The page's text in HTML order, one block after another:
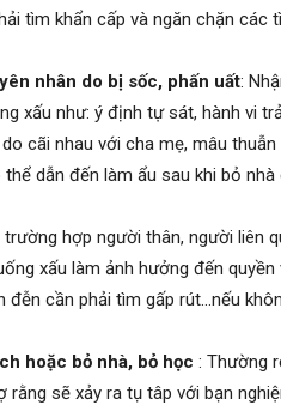
tìm khẩn cấp và ngăn chặn các
nhân do bị sốc, phấn uất:
xấu như: ý định tự sát, hành vi
cãi nhau với cha mẹ, mâu
dẫn đến làm ẩu sau khi bỏ nhà
trường hợp người thân, người liên
xấu làm ảnh hưởng đến
đễn cần phải tìm gấp rút…nếu
hoặc bỏ nhà, bỏ học : Thường
rằng sẽ xảy ra tụ tâp với bạn